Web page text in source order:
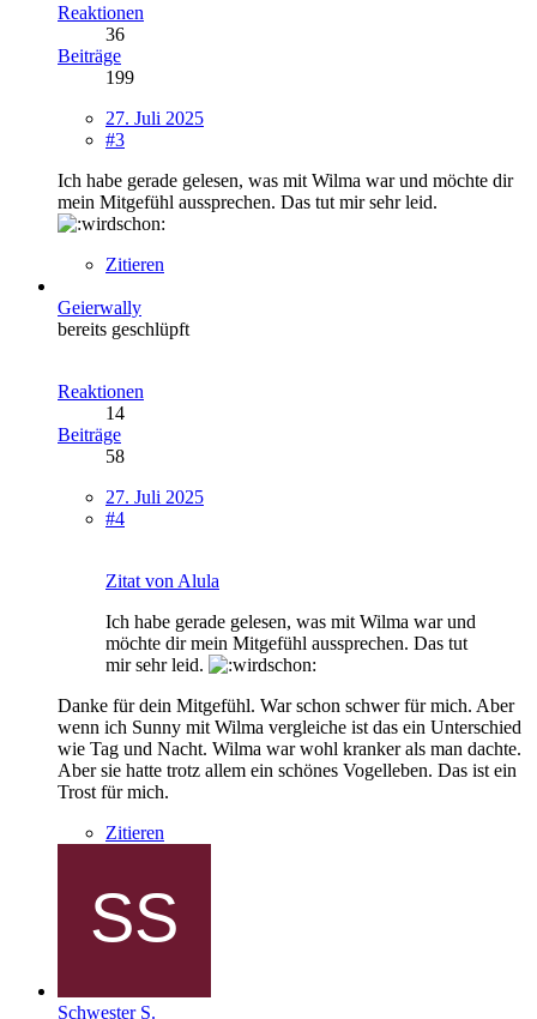
Reaktionen
36
Beiträge
199
27. Juli 2025
#3
Ich habe gerade gelesen, was mit Wilma war und möchte dir
mein Mitgefühl aussprechen. Das tut mir sehr leid.
Zitieren
Geierwally
bereits geschlüpft
Reaktionen
14
Beiträge
58
27. Juli 2025
#4
Zitat von Alula
Ich habe gerade gelesen, was mit Wilma war und
möchte dir mein Mitgefühl aussprechen. Das tut
mir sehr leid.
Danke für dein Mitgefühl. War schon schwer für mich. Aber
wenn ich Sunny mit Wilma vergleiche ist das ein Unterschied
wie Tag und Nacht. Wilma war wohl kranker als man dachte.
Aber sie hatte trotz allem ein schönes Vogelleben. Das ist ein
Trost für mich.
Zitieren
Schwester S.